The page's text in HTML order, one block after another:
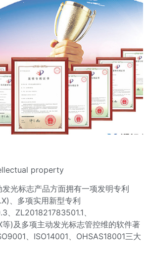
property
标志产品方面拥有一项发明专利
、多项实用新型专利
ZL201821783501.1、
)及多项主动发光标志管控维的软件著
、ISO14001、OHSAS18001三大